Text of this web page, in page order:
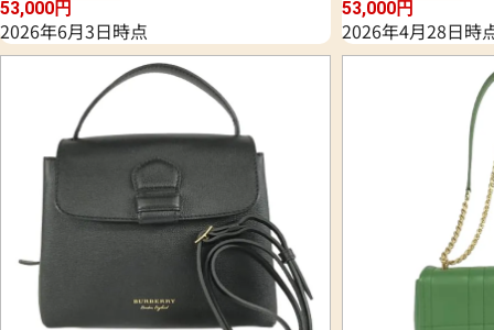
53,000円
2026年6月3日時点
53,000円
2026年4月28日時